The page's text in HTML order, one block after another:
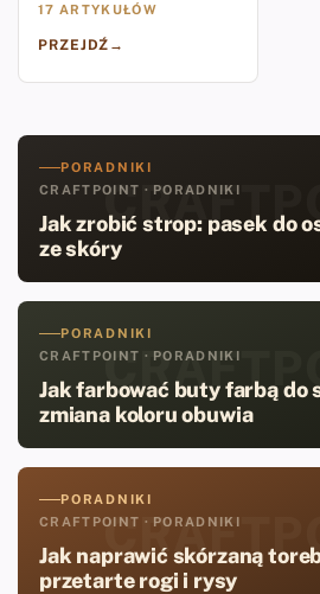
17 ARTYKUŁÓW
PRZEJDŹ →
PORADNIKI
CRAFTPOINT · PORADNIKI
Jak zrobić strop: pasek do
ze skóry
PORADNIKI
CRAFTPOINT · PORADNIKI
Jak farbować buty farbą do
zmiana koloru obuwia
PORADNIKI
CRAFTPOINT · PORADNIKI
Jak naprawić skórzaną
przetarte rogi i rysy